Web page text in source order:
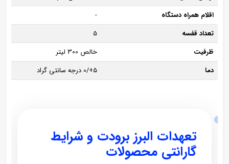
اقلام همراه دستگاه
-
تعداد قفسه
5
ظرفیت
خالص 300 لیتر
دما
5+/0 درجه سانتی گراد
تعهدات البرز برودت و شرایط
گارانتی محصولات